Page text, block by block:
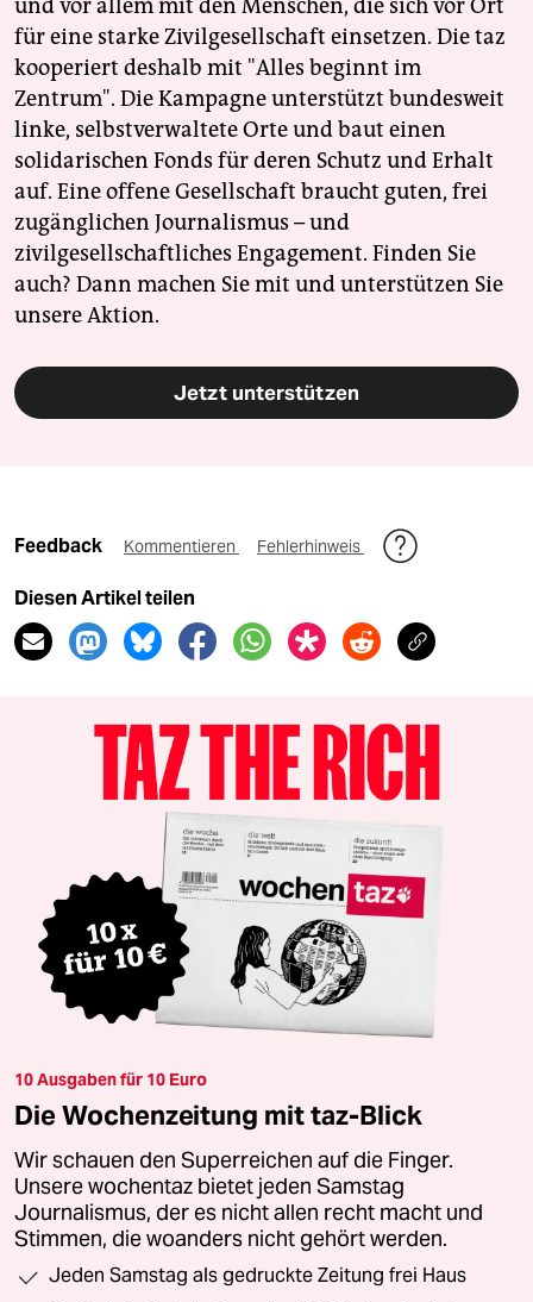
und vor allem mit den Menschen, die sich vor Ort
für eine starke Zivilgesellschaft einsetzen. Die taz
kooperiert deshalb mit "Alles beginnt im
Zentrum". Die Kampagne unterstützt bundesweit
linke, selbstverwaltete Orte und baut einen
solidarischen Fonds für deren Schutz und Erhalt
auf. Eine offene Gesellschaft braucht guten, frei
zugänglichen Journalismus – und
zivilgesellschaftliches Engagement. Finden Sie
auch? Dann machen Sie mit und unterstützen Sie
unsere Aktion.
Jetzt unterstützen
Feedback Kommentieren Fehlerhinweis
Diesen Artikel teilen
10 Ausgaben für 10 Euro
Die Wochenzeitung mit taz-Blick
Wir schauen den Superreichen auf die Finger.
Unsere wochentaz bietet jeden Samstag
Journalismus, der es nicht allen recht macht und
Stimmen, die woanders nicht gehört werden.
Jeden Samstag als gedruckte Zeitung frei Haus